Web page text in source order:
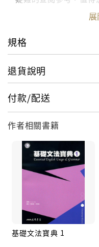
規格
退貨說明
付款/配送
作者相關書籍
基礎文法寶典 1